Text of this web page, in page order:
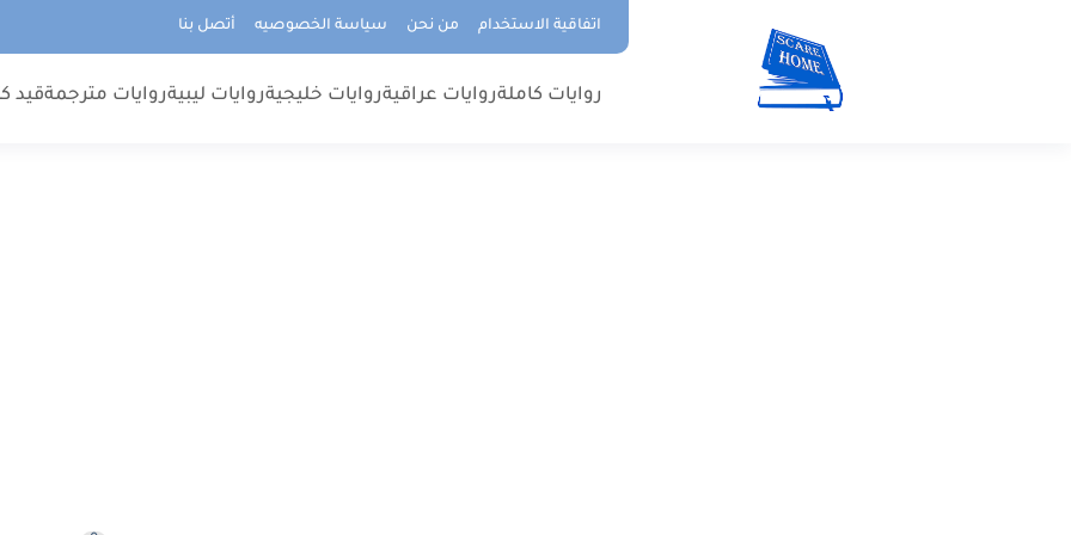
اتفاقية الاستخدام من نحن سياسة الخصوصيه أتصل بنا
روايات كاملةروايات عراقيةروايات خليجيةروايات ليبيةروايات مترجمةقيد